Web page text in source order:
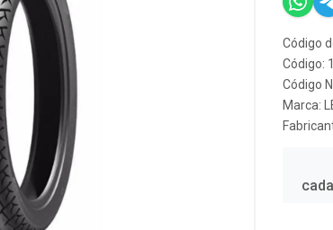
Código
Código:
Código
Marca: